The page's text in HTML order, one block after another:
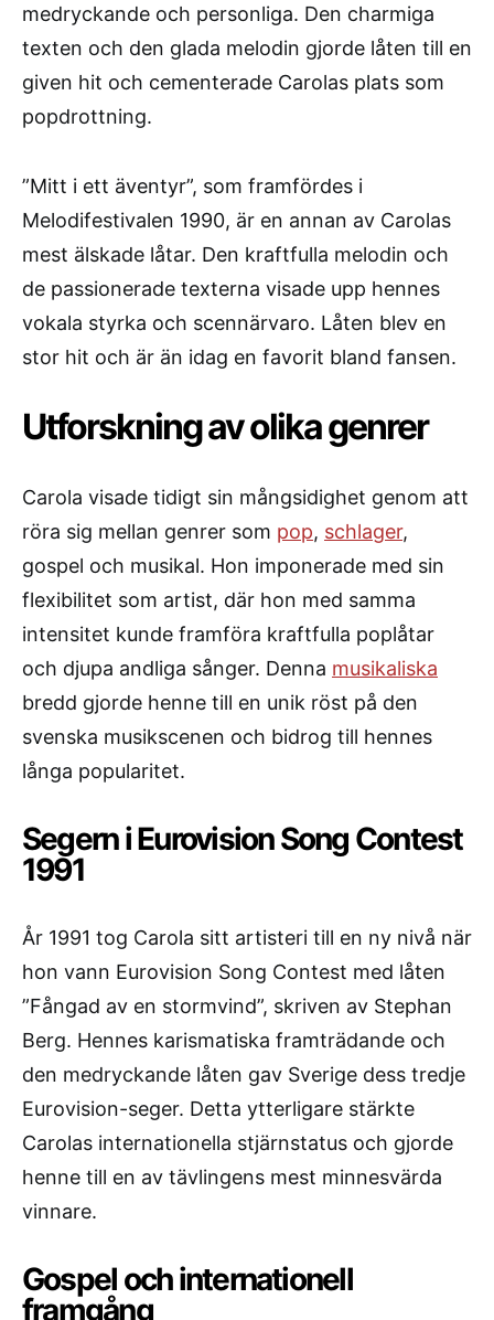
medryckande och personliga. Den charmiga
texten och den glada melodin gjorde låten till en
given hit och cementerade Carolas plats som
popdrottning.
”Mitt i ett äventyr”, som framfördes i
Melodifestivalen 1990, är en annan av Carolas
mest älskade låtar. Den kraftfulla melodin och
de passionerade texterna visade upp hennes
vokala styrka och scennärvaro. Låten blev en
stor hit och är än idag en favorit bland fansen.
Utforskning av olika genrer
Carola visade tidigt sin mångsidighet genom att
röra sig mellan genrer som pop, schlager,
gospel och musikal. Hon imponerade med sin
flexibilitet som artist, där hon med samma
intensitet kunde framföra kraftfulla poplåtar
och djupa andliga sånger. Denna musikaliska
bredd gjorde henne till en unik röst på den
svenska musikscenen och bidrog till hennes
långa popularitet.
Segern i Eurovision Song Contest
1991
År 1991 tog Carola sitt artisteri till en ny nivå när
hon vann Eurovision Song Contest med låten
”Fångad av en stormvind”, skriven av Stephan
Berg. Hennes karismatiska framträdande och
den medryckande låten gav Sverige dess tredje
Eurovision-seger. Detta ytterligare stärkte
Carolas internationella stjärnstatus och gjorde
henne till en av tävlingens mest minnesvärda
vinnare.
Gospel och internationell
framgång